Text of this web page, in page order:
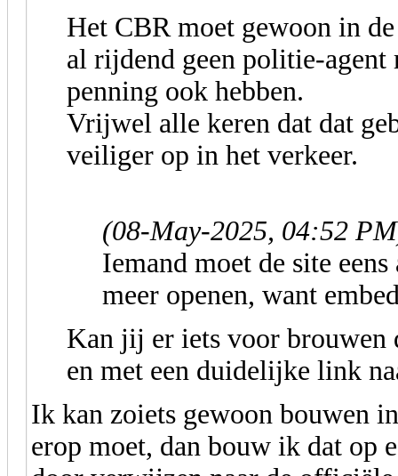
Het CBR moet gewoon in
al rijdend geen politie-
penning ook hebben.
Vrijwel alle keren dat dat
veiliger op in het verkeer.
(08-May-2025, 04:52
Iemand moet de site
meer openen, want
Kan jij er iets voor
en met een duidelijke link
Ik kan zoiets gewoon bouwen
erop moet, dan bouw ik dat op